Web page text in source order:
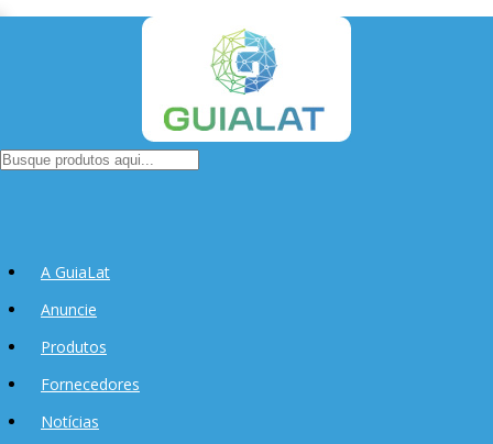
A GuiaLat
Anuncie
Produtos
Fornecedores
Notícias